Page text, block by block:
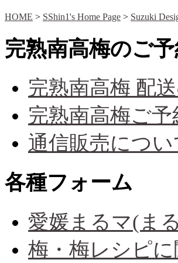
HOME > SShin1's Home Page > Suzuki
完熟南高梅のご
完熟南高梅 配
完熟南高梅ご
通信販売につい
各種フォーム
愛媛まるマ(ま
梅・梅レシピ